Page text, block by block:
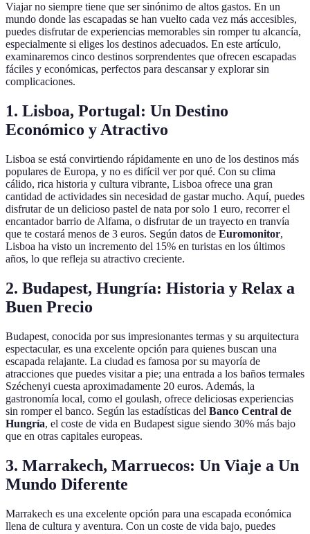
Viajar no siempre tiene que ser sinónimo de altos gastos. En un
mundo donde las escapadas se han vuelto cada vez más accesibles,
puedes disfrutar de experiencias memorables sin romper tu alcancía,
especialmente si eliges los destinos adecuados. En este artículo,
examinaremos cinco destinos sorprendentes que ofrecen escapadas
fáciles y económicas, perfectos para descansar y explorar sin
complicaciones.
1. Lisboa, Portugal: Un Destino
Económico y Atractivo
Lisboa se está convirtiendo rápidamente en uno de los destinos más
populares de Europa, y no es difícil ver por qué. Con su clima
cálido, rica historia y cultura vibrante, Lisboa ofrece una gran
cantidad de actividades sin necesidad de gastar mucho. Aquí, puedes
disfrutar de un delicioso pastel de nata por solo 1 euro, recorrer el
encantador barrio de Alfama, o disfrutar de un trayecto en tranvía
que te costará menos de 3 euros. Según datos de Euromonitor,
Lisboa ha visto un incremento del 15% en turistas en los últimos
años, lo que refleja su atractivo creciente.
2. Budapest, Hungría: Historia y Relax a
Buen Precio
Budapest, conocida por sus impresionantes termas y su arquitectura
espectacular, es una excelente opción para quienes buscan una
escapada relajante. La ciudad es famosa por su mayoría de
atracciones que puedes visitar a pie; una entrada a los baños termales
Széchenyi cuesta aproximadamente 20 euros. Además, la
gastronomía local, como el goulash, ofrece deliciosas experiencias
sin romper el banco. Según las estadísticas del Banco Central de
Hungría, el coste de vida en Budapest sigue siendo 30% más bajo
que en otras capitales europeas.
3. Marrakech, Marruecos: Un Viaje a Un
Mundo Diferente
Marrakech es una excelente opción para una escapada económica
llena de cultura y aventura. Con un coste de vida bajo, puedes